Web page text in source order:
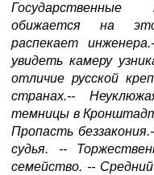
Государственные
обижается на
распекает
увидеть камеру
отличие русской
странах.--
темницы в
Пропасть
судья. --
семейство. --